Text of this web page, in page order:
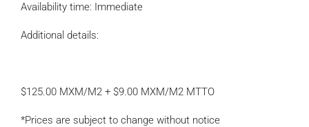
Availability time: Immediate
Additional details:
$125.00 MXM/M2 + $9.00 MXM/M2 MTTO
*Prices are subject to change without notice